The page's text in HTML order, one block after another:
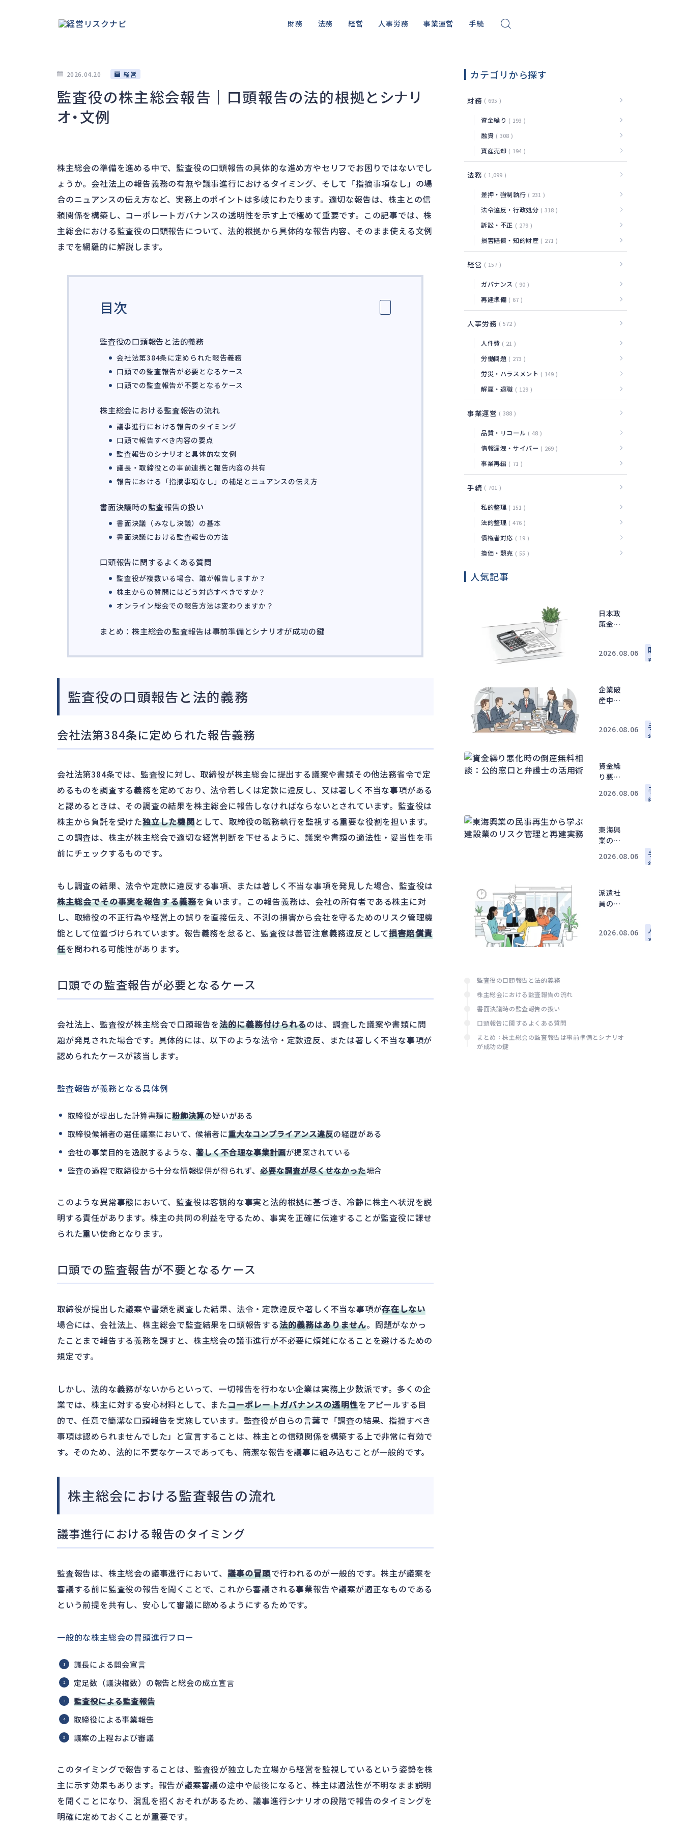
財務
資産売却
法務
訴訟・不正
経営 人事労務
労災・ハラスメント
事業運営
情報漏洩・サイバー
手続
債権者対応
2026.04.20 経営
監査役の株主総会報告｜口頭報告の法的根拠とシナリ
オ・文例
株主総会の準備を進める中で、監査役の口頭報告の具体的な進め方やセリフでお困りではないでし
ょうか。会社法上の報告義務の有無や議事進行におけるタイミング、そして「指摘事項なし」の場
合のニュアンスの伝え方など、実務上のポイントは多岐にわたります。適切な報告は、株主との信
頼関係を構築し、コーポレートガバナンスの透明性を示す上で極めて重要です。この記事では、株
主総会における監査役の口頭報告について、法的根拠から具体的な報告内容、そのまま使える文例
までを網羅的に解説します。
目次
監査役の口頭報告と法的義務
会社法第384条に定められた報告義務
口頭での監査報告が必要となるケース
口頭での監査報告が不要となるケース
株主総会における監査報告の流れ
議事進行における報告のタイミング
口頭で報告すべき内容の要点
監査報告のシナリオと具体的な文例
議長・取締役との事前連携と報告内容の共有
報告における「指摘事項なし」の補足とニュアンスの伝え方
書面決議時の監査報告の扱い
書面決議（みなし決議）の基本
書面決議における監査報告の方法
口頭報告に関するよくある質問
監査役が複数いる場合、誰が報告しますか？
株主からの質問にはどう対応すべきですか？
オンライン総会での報告方法は変わりますか？
まとめ：株主総会の監査報告は事前準備とシナリオが成功の鍵
監査役の口頭報告と法的義務
会社法第384条に定められた報告義務
会社法第384条では、監査役に対し、取締役が株主総会に提出する議案や書類その他法務省令で定
めるものを調査する義務を定めており、法令若しくは定款に違反し、又は著しく不当な事項がある
と認めるときは、その調査の結果を株主総会に報告しなければならないとされています。監査役は
株主から負託を受けた独立した機関として、取締役の職務執行を監視する重要な役割を担います。
この調査は、株主が株主総会で適切な経営判断を下せるように、議案や書類の適法性・妥当性を事
前にチェックするものです。
もし調査の結果、法令や定款に違反する事項、または著しく不当な事項を発見した場合、監査役は
株主総会でその事実を報告する義務を負います。この報告義務は、会社の所有者である株主に対
し、取締役の不正行為や経営上の誤りを直接伝え、不測の損害から会社を守るためのリスク管理機
能として位置づけられています。報告義務を怠ると、監査役は善管注意義務違反として損害賠償責
任を問われる可能性があります。
口頭での監査報告が必要となるケース
会社法上、監査役が株主総会で口頭報告を法的に義務付けられるのは、調査した議案や書類に問
題が発見された場合です。具体的には、以下のような法令・定款違反、または著しく不当な事項が
認められたケースが該当します。
監査報告が義務となる具体例
取締役が提出した計算書類に粉飾決算の疑いがある
取締役候補者の選任議案において、候補者に重大なコンプライアンス違反の経歴がある
会社の事業目的を逸脱するような、著しく不合理な事業計画が提案されている
監査の過程で取締役から十分な情報提供が得られず、 必要な調査が尽くせなかった場合
このような異常事態において、監査役は客観的な事実と法的根拠に基づき、冷静に株主へ状況を説
明する責任があります。株主の共同の利益を守るため、事実を正確に伝達することが監査役に課せ
られた重い使命となります。
口頭での監査報告が不要となるケース
取締役が提出した議案や書類を調査した結果、法令・定款違反や著しく不当な事項が存在しない
場合には、会社法上、株主総会で監査結果を口頭報告する法的義務はありません。問題がなかっ
たことまで報告する義務を課すと、株主総会の議事進行が不必要に煩雑になることを避けるための
規定です。
しかし、法的な義務がないからといって、一切報告を行わない企業は実務上少数派です。多くの企
業では、株主に対する安心材料として、またコーポレートガバナンスの透明性をアピールする目
的で、任意で簡潔な口頭報告を実施しています。監査役が自らの言葉で「調査の結果、指摘すべき
事項は認められませんでした」と宣言することは、株主との信頼関係を構築する上で非常に有効で
す。そのため、法的に不要なケースであっても、簡潔な報告を議事に組み込むことが一般的です。
株主総会における監査報告の流れ
議事進行における報告のタイミング
監査報告は、株主総会の議事進行において、 議事の冒頭で行われるのが一般的です。株主が議案を
審議する前に監査役の報告を聞くことで、これから審議される事業報告や議案が適正なものである
という前提を共有し、安心して審議に臨めるようにするためです。
一般的な株主総会の冒頭進行フロー
議長による開会宣言
定足数（議決権数）の報告と総会の成立宣言
監査役による監査報告
取締役による事業報告
議案の上程および審議
このタイミングで報告することは、監査役が独立した立場から経営を監視しているという姿勢を株
主に示す効果もあります。報告が議案審議の途中や最後になると、株主は適法性が不明なまま説明
を聞くことになり、混乱を招くおそれがあるため、議事進行シナリオの段階で報告のタイミングを
明確に定めておくことが重要です。
カテゴリから探す
財務 695
資金繰り 193
融資 308
資産売却 194
法務 1,099
差押・強制執行 231
法令違反・行政処分 318
訴訟・不正 279
損害賠償・知的財産 271
経営 157
ガバナンス 90
再建準備 67
人事労務 572
人件費 21
労働問題 273
労災・ハラスメント 149
解雇・退職 129
事業運営 388
品質・リコール 48
情報漏洩・サイバー 269
事業再編 71
手続 701
私的整理 151
法的整理 476
債権者対応 19
換価・競売 55
人気記事
日本政
策金融
資で確
査・書
類・進
2026.08.06
財
務
企業破
産申請
用・流
響を法
務・財
で解説
2026.08.06
手
続
資金繰
り悪化
産無料
口と弁
護士の
2026.08.06
手
続
東海興
業の民
から学
スク管
理と再
2026.08.06
手
続
派遣社
員の労
め：法
2026.08.06
人
事
監査役の口頭報告と法的義務
株主総会における監査報告の流れ
書面決議時の監査報告の扱い
口頭報告に関するよくある質問
まとめ：株主総会の監査報告は事前準備とシナリオ
が成功の鍵